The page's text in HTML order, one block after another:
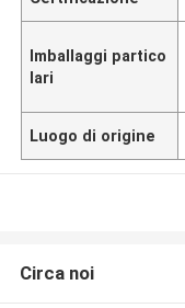
Imballaggi partico
lari
Luogo di origine
Circa noi